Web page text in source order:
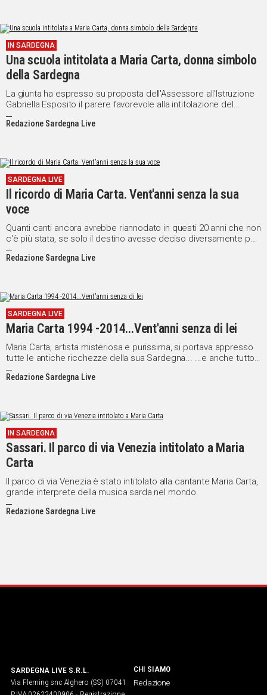
IN SARDEGNA
Una scuola intitolata a Maria Carta, donna simbolo
della Sardegna
La giunta ha espresso su proposta dell'Assessore all'Istruzione
Gabriella Esposito il parere favorevole alla intitolazione del
plesso scolastico alla cantante di Siligo
Redazione Sardegna Live
SARDEGNA LIVE
Il ricordo di Maria Carta. Vent'anni senza la sua
voce
Quanti canti ancora avrebbe riannodato in questi 20 anni che non
c'è più stata, se solo il destino avesse deciso diversamente per
lei. Maria Carta è uscita di scena il 22 settembre del 1994, nel
dolore di un male che ha consumato il suo corpo senza
Redazione Sardegna Live
SARDEGNA LIVE
Maria Carta 1994 -2014...Vent'anni senza di lei
Maria Carta, artista misteriosa e purissima, si portava appresso
tutte le antiche ricchezze della sua Sardegna... ...e anche tutto il
suo orgoglio, dote che in condizioni normali costituisce un
grande pregio, ma nel mondo dello spettacolo spesso diventa
Redazione Sardegna Live
IN SARDEGNA
Sassari. Il parco di via Venezia intitolato a Maria
Carta
Il parco di via Venezia è stato intitolato alla cantante Maria Carta,
grande interprete della musica sarda nel mondo.
Redazione Sardegna Live
SARDEGNA LIVE S.R.L.
Via Fleming snc Alghero (SS) 07041
CHI SIAMO
Redazione